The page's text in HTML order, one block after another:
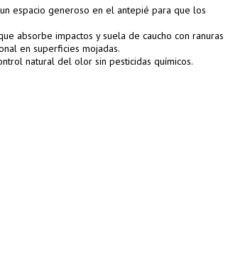
espacio generoso en el antepié para que los
absorbe impactos y suela de caucho con ranuras
en superficies mojadas.
natural del olor sin pesticidas químicos.